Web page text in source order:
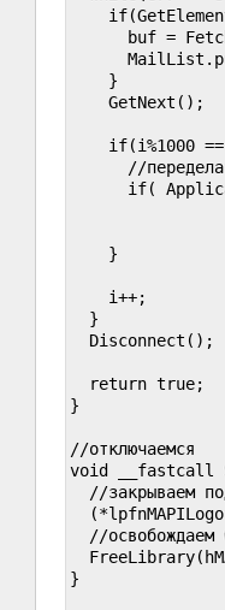
buf =
    }
    GetNext();
if(i%1000
//
if(
    }
    i++;
  }
  Disconnect();
  return true;
}
//отключаемся
void __fastcall
//закрываем
//освобождаем
}